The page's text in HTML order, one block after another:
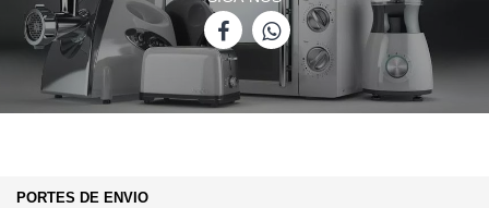
PORTES DE ENVIO